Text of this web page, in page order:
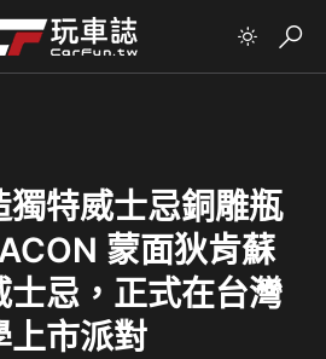
獨特威士忌銅雕瓶
蒙面狄肯蘇
士忌，正式在台灣
上市派對